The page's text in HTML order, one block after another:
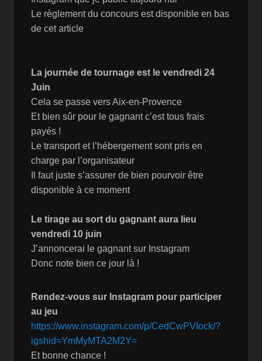
Le règlement du concours est disponible en bas
de cet article
La journée de tournage est le vendredi 24
Juin
Cela se passe vers Aix-en-Provence
Et bien sûr pour le gagnant c’est tous frais
payés !
Le transport et l’hébergement sont pris en
charge par l’organisateur
Il faut juste s’assurer de bien pourvoir être
disponible à ce moment
Le tirage au sort du gagnant aura lieu
vendredi 10 juin
J’annoncerai le gagnant sur Instagram
Donc note bien ce jour là !
Rendez-vous sur Instagram pour participer
au jeu
https://www.instagram.com/p/CedCwPVIock/?
igshid=YmMyMTA2M2Y=
Et bonne chance !